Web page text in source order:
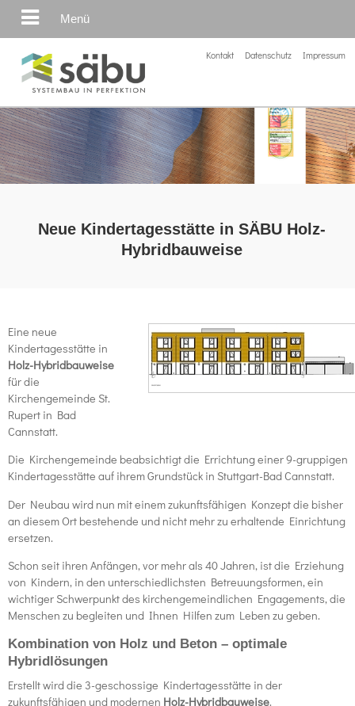
Kontakt Datenschutz Impressum
Neue Kindertagesstätte in SÄBU Holz-
Hybridbauweise
Eine neue
Kindertagesstätte in
Holz-Hybridbauweise
für die
Kirchengemeinde St.
Rupert in Bad
Cannstatt.
Die Kirchengemeinde beabsichtigt die Errichtung einer 9-gruppigen
Kindertagesstätte auf ihrem Grundstück in Stuttgart-Bad Cannstatt.
Der Neubau wird nun mit einem zukunftsfähigen Konzept die bisher
an diesem Ort bestehende und nicht mehr zu erhaltende Einrichtung
ersetzen.
Schon seit ihren Anfängen, vor mehr als 40 Jahren, ist die Erziehung
von Kindern, in den unterschiedlichsten Betreuungsformen, ein
wichtiger Schwerpunkt des kirchengemeindlichen Engagements, die
Menschen zu begleiten und Ihnen Hilfen zum Leben zu geben.
Kombination von Holz und Beton – optimale
Hybridlösungen
Erstellt wird die 3-geschossige Kindertagesstätte in der
zukunftsfähigen und modernen Holz-Hybridbauweise.
Menü